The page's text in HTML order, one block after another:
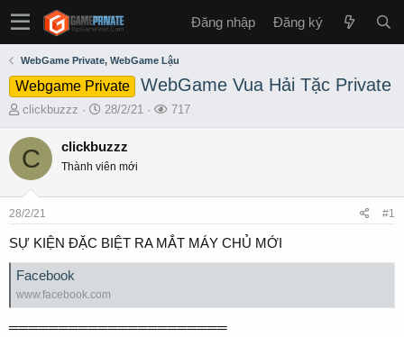
Đăng nhập Đăng ký
WebGame Private, WebGame Lậu
Webgame Private WebGame Vua Hải Tặc Private
T
r
e
s
a
t
clickbuzzz
S
a
t
e
28/2/21
L
717
C clickbuzzz
Thành viên mới
28/2/21 #1
SỰ KIỆN ĐẶC BIỆT RA MẮT MÁY CHỦ MỚI
Facebook
www.facebook.com
══════════════════════